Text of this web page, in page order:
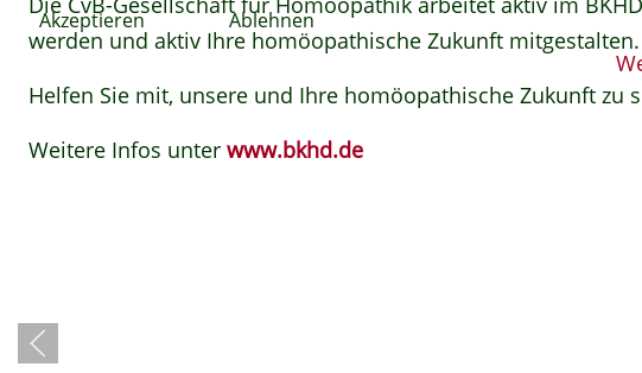
werden und aktiv Ihre homöopathische Zukunft mitgestalten.
Helfen Sie mit, unsere und Ihre homöopathische Zukunft zu
Weitere Infos unter www.bkhd.de
Akzeptieren Ablehnen